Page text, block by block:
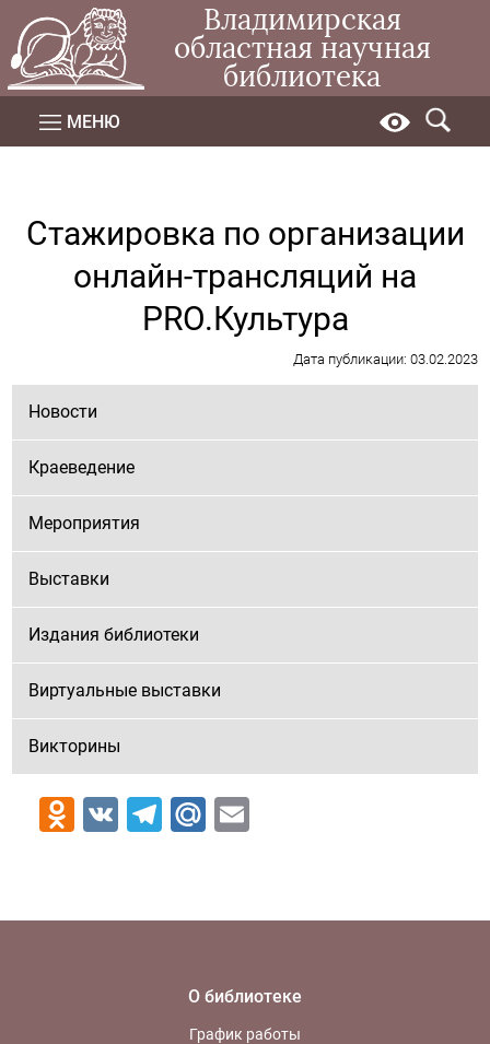
Владимирская
областная научная
библиотека
МЕНЮ
Стажировка по организации
онлайн-трансляций на
PRO.Культура
Дата публикации: 03.02.2023
Новости
Краеведение
Мероприятия
Выставки
Издания библиотеки
Виртуальные выставки
Викторины
Odnoklassniki
VK Telegram
Mail.Ru
О библиотеке
График работы